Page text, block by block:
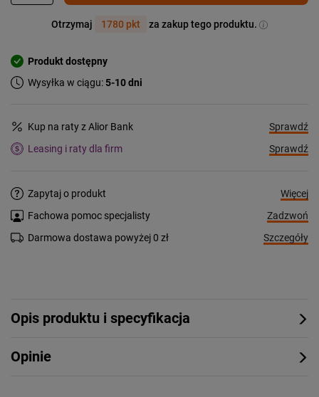
Otrzymaj 1780 pkt za zakup tego produktu.
Produkt dostępny
Wysyłka w ciągu:5-10 dni
Kup na raty z Alior Bank
Sprawdź
Leasing i raty dla firm
Sprawdź
Zapytaj o produkt
Więcej
Fachowa pomoc specjalisty
Zadzwoń
Darmowa dostawa powyżej 0 zł
Szczegóły
Opis produktu i specyfikacja
Opinie